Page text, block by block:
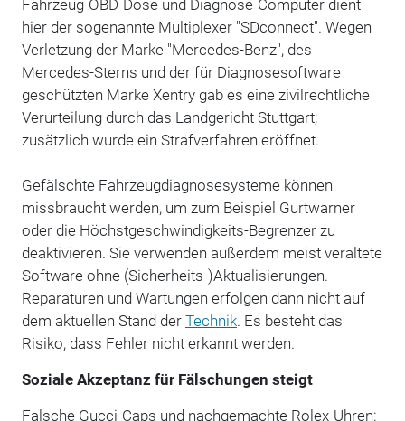
Fahrzeug-OBD-Dose und Diagnose-Computer dient
hier der sogenannte Multiplexer "SDconnect". Wegen
Verletzung der Marke "Mercedes-Benz", des
Mercedes-Sterns und der für Diagnosesoftware
geschützten Marke Xentry gab es eine zivilrechtliche
Verurteilung durch das Landgericht Stuttgart;
zusätzlich wurde ein Strafverfahren eröffnet.
Gefälschte Fahrzeugdiagnosesysteme können
missbraucht werden, um zum Beispiel Gurtwarner
oder die Höchstgeschwindigkeits-Begrenzer zu
deaktivieren. Sie verwenden außerdem meist veraltete
Software ohne (Sicherheits-)Aktualisierungen.
Reparaturen und Wartungen erfolgen dann nicht auf
dem aktuellen Stand der Technik. Es besteht das
Risiko, dass Fehler nicht erkannt werden.
Soziale Akzeptanz für Fälschungen steigt
Falsche Gucci-Caps und nachgemachte Rolex-Uhren: